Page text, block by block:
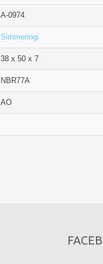
A-0974
Simmeringi
38 x 50 x 7
NBR77A
AO